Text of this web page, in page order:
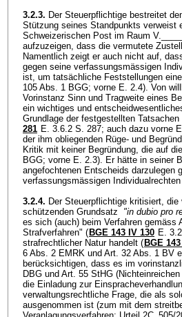
3.2.3. Der Steuerpflichtige bestreitet
Stützung seines Standpunkts verweist
Schweizerischen Post im Raum
aufzuzeigen, dass die vermutete
Namentlich zeigt er auch nicht auf,
gegen seine verfassungsmässigen
ist, um tatsächliche Feststellungen
105 Abs. 1 BGG; vorne E. 2.4). Von
Vorinstanz Sinn und Tragweite eines
ein wichtiges und
Grundlage der festgestellten
281 E. 3.6.2 S. 287; auch dazu vorne
der ihm obliegenden Rüge- und
Kritik mit keiner Begründung, die auf
BGG; vorne E. 2.3). Er hätte in seiner
angefochtenen Entscheids darzulegen
verfassungsmässigen
3.2.4. Der Steuerpflichtige kritisiert,
schützenden Grundsatz "in dubio pro
es sich (auch) beim Verfahren gemäss
Strafverfahren" ( BGE 143 IV 130 E.
strafrechtlicher Natur handelt ( BGE
6 Abs. 2 EMRK und Art. 32 Abs. 1 BV
berücksichtigen, dass es im
DBG und Art. 55 StHG
die Einladung zur
verwaltungsrechtliche Frage, die als
ausgenommen ist (zum mit dem